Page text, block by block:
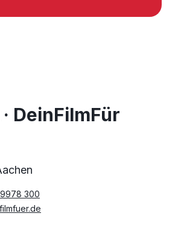
DeinFilmFür
300